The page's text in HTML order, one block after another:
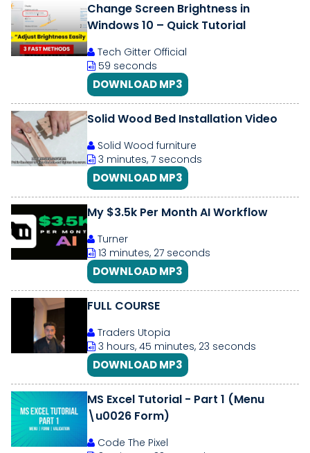
Change Screen Brightness in
Windows 10 – Quick Tutorial
Tech Gitter Official
59 seconds
DOWNLOAD MP3
Solid Wood Bed Installation Video
Solid Wood furniture
3 minutes, 7 seconds
DOWNLOAD MP3
My $3.5k Per Month AI Workflow
Turner
13 minutes, 27 seconds
DOWNLOAD MP3
FULL COURSE
Traders Utopia
3 hours, 45 minutes, 23 seconds
DOWNLOAD MP3
MS Excel Tutorial - Part 1 (Menu
\u0026 Form)
Code The Pixel